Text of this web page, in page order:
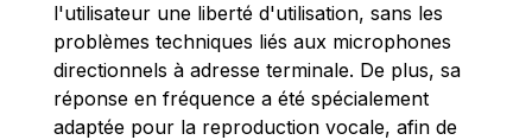
l'utilisateur une liberté d'utilisation, sans les
problèmes techniques liés aux microphones
directionnels à adresse terminale. De plus, sa
réponse en fréquence a été spécialement
adaptée pour la reproduction vocale, afin de